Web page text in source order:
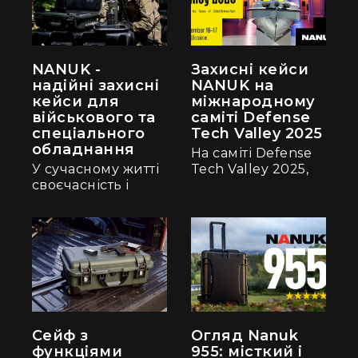
переміщення кейсу
з важким вмістом
навіть
найскладнішим
рельєфом.
NANUK -
надійні захисні
кейси для
військового та
спеціального
обладнання
У сучасному житті
своєчасність і
виконання
бойових та
спеціальних
завдань...
Захисні кейси
NANUK на
міжнародному
саміті Defense
Tech Valley 2025
На саміті Defense
Tech Valley 2025,
вересня у місті
Львов, компанія
Indigo...
Сейф з
функціями
Огляд Nanuk
955: місткий і